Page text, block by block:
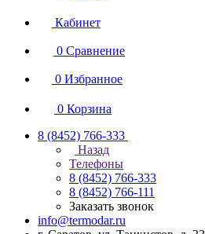
Кабинет
0 Сравнение
0 Избранное
0 Корзина
8 (8452) 766-333
Назад
Телефоны
8 (8452) 766-333
8 (8452) 766-111
Заказать звонок
info@termodar.ru